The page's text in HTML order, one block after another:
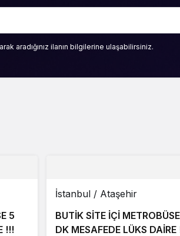
aradığınız ilanın bilgilerine ulaşabilirsiniz.
5
!!!
İstanbul / Ataşehir
BUTİK SİTE İÇİ
DK MESAFEDE LÜKS DAİRE